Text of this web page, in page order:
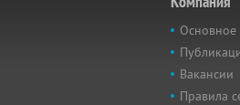
Основное
Вакансии
Правила